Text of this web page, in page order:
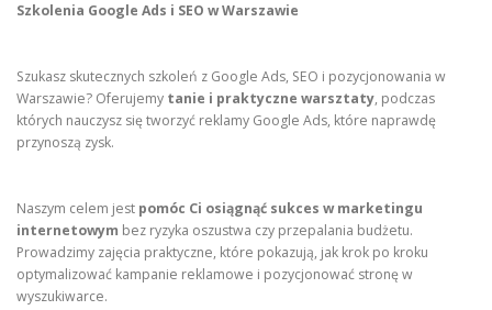
Szkolenia Google Ads i SEO w Warszawie
Szukasz skutecznych szkoleń z Google Ads, SEO i pozycjonowania w
Warszawie? Oferujemy tanie i praktyczne warsztaty, podczas
których nauczysz się tworzyć reklamy Google Ads, które naprawdę
przynoszą zysk.
Naszym celem jest pomóc Ci osiągnąć sukces w marketingu
internetowym bez ryzyka oszustwa czy przepalania budżetu.
Prowadzimy zajęcia praktyczne, które pokazują, jak krok po kroku
optymalizować kampanie reklamowe i pozycjonować stronę w
wyszukiwarce.